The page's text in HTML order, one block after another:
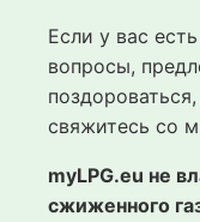
Если у вас
вопросы,
свяжитесь со
myLPG.eu не
сжиженного